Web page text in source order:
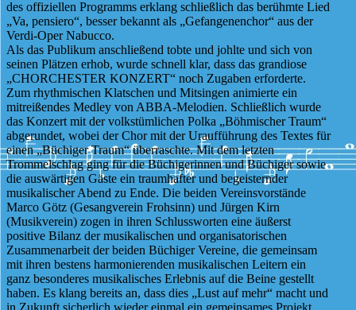
des offiziellen Programms erklang schließlich das berühmte Lied
„Va, pensiero“, besser bekannt als „Gefangenenchor“ aus der
Verdi-Oper Nabucco.
Als das Publikum anschließend tobte und johlte und sich von
seinen Plätzen erhob, wurde schnell klar, dass das grandiose
„CHORCHESTER KONZERT“ noch Zugaben erforderte.
Zum rhythmischen Klatschen und Mitsingen animierte ein
mitreißendes Medley von ABBA-Melodien. Schließlich wurde
das Konzert mit der volkstümlichen Polka „Böhmischer Traum“
abgerundet, wobei der Chor mit der Uraufführung des Textes für
einen „Büchiger Traum“ überraschte. Mit dem letzten
Trommelschlag ging für die Büchigerinnen und Büchiger sowie
die auswärtigen Gäste ein traumhafter und begeisternder
musikalischer Abend zu Ende. Die beiden Vereinsvorstände
Marco Götz (Gesangverein Frohsinn) und Jürgen Kirn
(Musikverein) zogen in ihren Schlussworten eine äußerst
positive Bilanz der musikalischen und organisatorischen
Zusammenarbeit der beiden Büchiger Vereine, die gemeinsam
mit ihren bestens harmonierenden musikalischen Leitern ein
ganz besonderes musikalisches Erlebnis auf die Beine gestellt
haben. Es klang bereits an, dass dies „Lust auf mehr“ macht und